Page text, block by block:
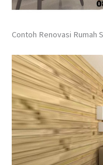
Contoh Renovasi Rumah